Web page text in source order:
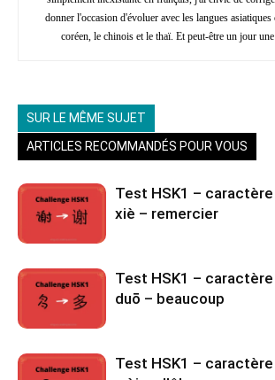
donner l'occasion d'évoluer avec les langues
coréen, le chinois et le thaï. Et peut-être un jour une
SUR LE MÊME SUJET
ARTICLES RECOMMANDÉS POUR VOUS
Test HSK1 –
xiè – remercier
Test HSK1 –
duō – beaucoup
Test HSK1 –